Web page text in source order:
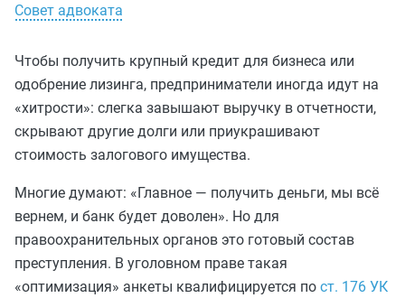
Совет адвоката
Чтобы получить крупный кредит для бизнеса или
одобрение лизинга, предприниматели иногда идут на
«хитрости»: слегка завышают выручку в отчетности,
скрывают другие долги или приукрашивают
стоимость залогового имущества.
Многие думают: «Главное — получить деньги, мы всё
вернем, и банк будет доволен». Но для
правоохранительных органов это готовый состав
преступления. В уголовном праве такая
«оптимизация» анкеты квалифицируется по ст. 176 УК